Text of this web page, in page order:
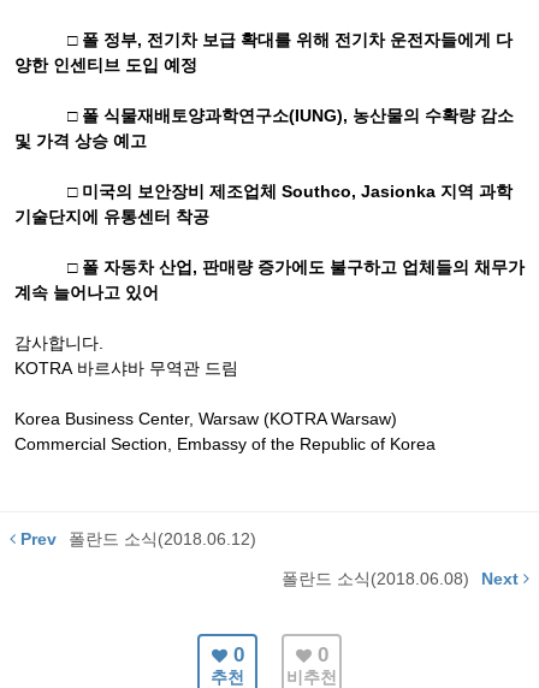
□ 폴 정부, 전기차 보급 확대를 위해 전기차 운전자들에게 다
양한 인센티브 도입 예정
□ 폴 식물재배토양과학연구소(IUNG), 농산물의 수확량 감소
및 가격 상승 예고
□ 미국의 보안장비 제조업체 Southco, Jasionka 지역 과학
기술단지에 유통센터 착공
□ 폴 자동차 산업 , 판매량 증가에도 불구하고 업체들의 채무가
계속 늘어나고 있어
감사합니다
KOTRA 바르샤바 무역관 드림
Korea Business Center, Warsaw (KOTRA Warsaw)
Commercial Section, Embassy of the Republic of Korea
Prev 폴란드 소식(2018.06.12)
폴란드 소식(2018.06.08) Next
0
추천
0
비추천